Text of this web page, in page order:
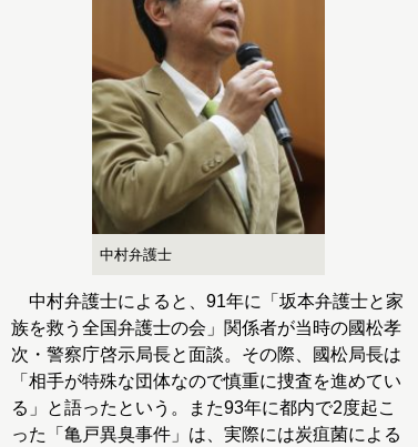
中村弁護士
中村弁護士によると、91年に「坂本弁護士と家
族を救う全国弁護士の会」関係者が当時の國松孝
次・警察庁啓示局長と面談。その際、國松局長は
「相手が特殊な団体なので慎重に捜査を進めてい
る」と語ったという。また93年に都内で2度起こ
った「亀戸異臭事件」は、実際には炭疽菌による